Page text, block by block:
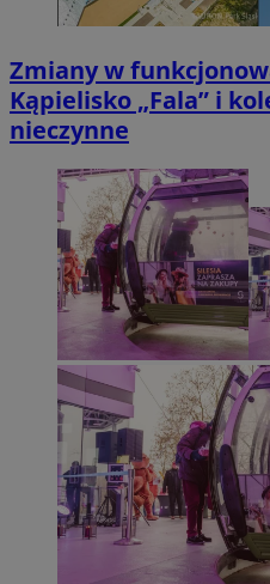
Zmiany w
Kąpielisko „Fala” i
nieczynne